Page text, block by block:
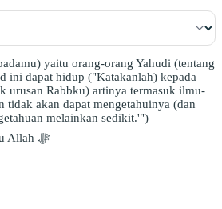
yaitu orang-orang Yahudi (tentang
ini dapat hidup ("Katakanlah) kepada
urusan Rabbku) artinya termasuk ilmu-
tidak akan dapat mengetahuinya (dan
melainkan sedikit.'")
dibandingkan dengan ilmu Allah ﷻ